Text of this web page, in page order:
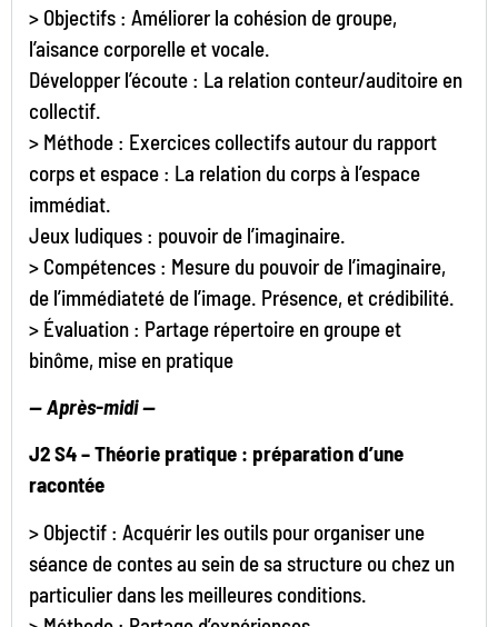
> Objectifs : Améliorer la cohésion de groupe,
l’aisance corporelle et vocale.
Développer l’écoute : La relation conteur/auditoire en
collectif.
> Méthode : Exercices collectifs autour du rapport
corps et espace : La relation du corps à l’espace
immédiat.
Jeux ludiques : pouvoir de l’imaginaire.
> Compétences : Mesure du pouvoir de l’imaginaire,
de l’immédiateté de l’image. Présence, et crédibilité.
> Évaluation : Partage répertoire en groupe et
binôme, mise en pratique
— Après-midi —
J2 S4 – Théorie pratique : préparation d’une
racontée
> Objectif : Acquérir les outils pour organiser une
séance de contes au sein de sa structure ou chez un
particulier dans les meilleures conditions.